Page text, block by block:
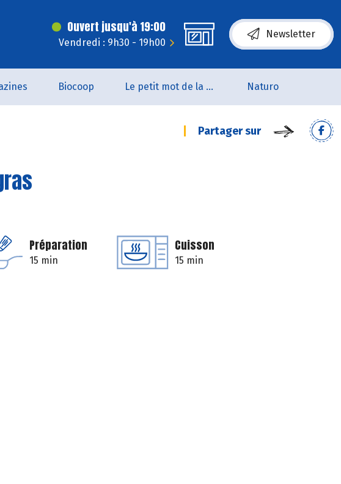
Ouvert jusqu'à 19:00
Vendredi : 9h30 - 19h00
Newsletter
Biocoop Le petit mot de la naturo Naturo
Partager sur
Préparation
15 min
Cuisson
15 min